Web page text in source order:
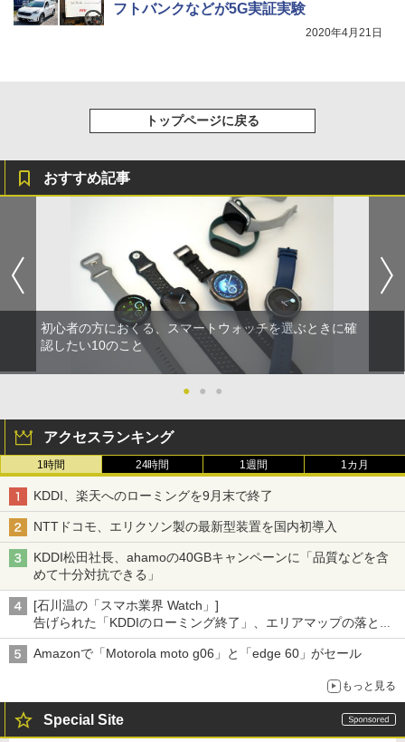
フトバンクなどが5G実証実験
2020年4月21日
トップページに戻る
おすすめ記事
初心者の方におくる、スマートウォッチを選ぶときに確
認したい10のこと
● ● ●
アクセスランキング
1時間 24時間 1週間 1カ月
KDDI、楽天へのローミングを9月末で終了
NTTドコモ、エリクソン製の最新型装置を国内初導入
KDDI松田社長、ahamoの40GBキャンペーンに「品質などを含
めて十分対抗できる」
[石川温の「スマホ業界 Watch」]
告げられた「KDDIのローミング終了」、エリアマップの落とし
穴と楽天モバイルの課題
Amazonで「Motorola moto g06」と「edge 60」がセール
もっと見る
Special Site